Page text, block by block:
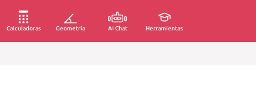
Calculadoras Geometría AI Chat Herramientas